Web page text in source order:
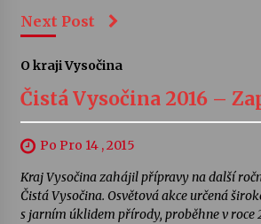
Next Post
O kraji Vysočina
Čistá Vysočina 2016 –
Po Pro 14 , 2015
Kraj Vysočina zahájil přípravy na další
Čistá Vysočina. Osvětová akce určená
s jarním úklidem přírody, proběhne v roce